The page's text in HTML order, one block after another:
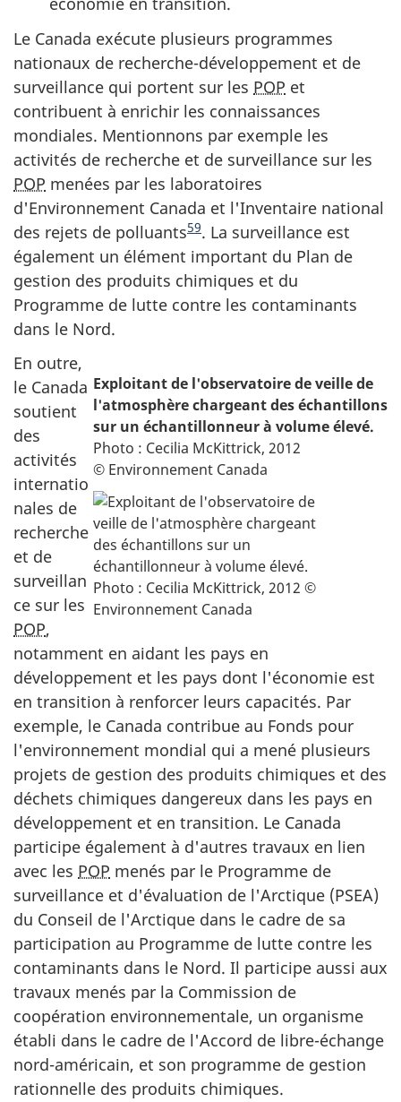
Le Canada exécute plusieurs programmes
nationaux de recherche-développement et de
surveillance qui portent sur les POP et
contribuent à enrichir les connaissances
mondiales. Mentionnons par exemple les
activités de recherche et de surveillance sur les
POP menées par les laboratoires
d'Environnement Canada et l'Inventaire national
des rejets de polluants59. La surveillance est
également un élément important du Plan de
gestion des produits chimiques et du
Programme de lutte contre les contaminants
dans le Nord.
Exploitant de l'observatoire de veille de
l'atmosphère chargeant des échantillons
sur un échantillonneur à volume élevé.
Photo : Cecilia McKittrick, 2012
© Environnement Canada
En outre,
le Canada
soutient
des
activités
internatio
nales de
recherche
et de
surveillan
ce sur les
POP,
notamment en aidant les pays en
développement et les pays dont l'économie est
en transition à renforcer leurs capacités. Par
exemple, le Canada contribue au Fonds pour
l'environnement mondial qui a mené plusieurs
projets de gestion des produits chimiques et des
déchets chimiques dangereux dans les pays en
développement et en transition. Le Canada
participe également à d'autres travaux en lien
avec les POP menés par le Programme de
surveillance et d'évaluation de l'Arctique (PSEA)
du Conseil de l'Arctique dans le cadre de sa
participation au Programme de lutte contre les
contaminants dans le Nord. Il participe aussi aux
travaux menés par la Commission de
coopération environnementale, un organisme
établi dans le cadre de l'Accord de libre-échange
nord-américain, et son programme de gestion
rationnelle des produits chimiques.